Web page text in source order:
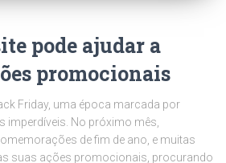
pode ajudar a
promocionais
Friday, uma época marcada por
imperdíveis. No próximo mês,
de fim de ano, e muitas
suas ações promocionais, procurando